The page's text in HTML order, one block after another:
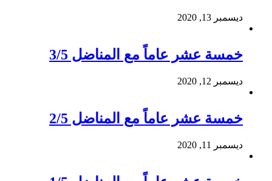
ديسمبر 13, 2020
خمسة عشر عاماً مع المناضل 3/5
ديسمبر 12, 2020
خمسة عشر عاماً مع المناضل 2/5
ديسمبر 11, 2020